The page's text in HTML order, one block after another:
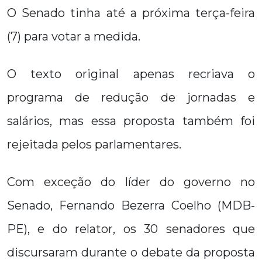
O Senado tinha até a próxima terça-feira
(7) para votar a medida.
O texto original apenas recriava o
programa de redução de jornadas e
salários, mas essa proposta também foi
rejeitada pelos parlamentares.
Com exceção do líder do governo no
Senado, Fernando Bezerra Coelho (MDB-
PE), e do relator, os 30 senadores que
discursaram durante o debate da proposta